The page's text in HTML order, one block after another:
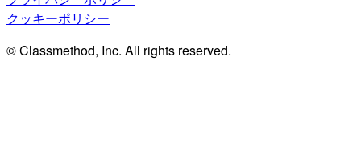
クッキーポリシー
© Classmethod, Inc. All rights reserved.